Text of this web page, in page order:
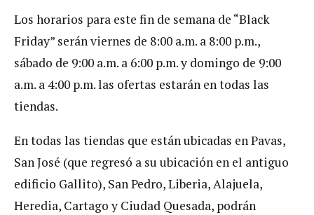
Los horarios para este fin de semana de “Black
Friday” serán viernes de 8:00 a.m. a 8:00 p.m.,
sábado de 9:00 a.m. a 6:00 p.m. y domingo de 9:00
a.m. a 4:00 p.m. las ofertas estarán en todas las
tiendas.
En todas las tiendas que están ubicadas en Pavas,
San José (que regresó a su ubicación en el antiguo
edificio Gallito), San Pedro, Liberia, Alajuela,
Heredia, Cartago y Ciudad Quesada, podrán